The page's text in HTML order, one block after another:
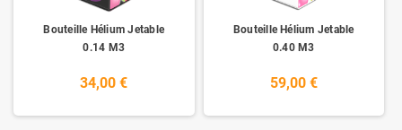
Bouteille Hélium Jetable
0.14 M3
34,00 €
Bouteille Hélium Jetable
0.40 M3
59,00 €